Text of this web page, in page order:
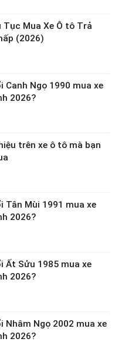
Tục Mua Xe Ô tô Trả
(2026)
Canh Ngọ 1990 mua xe
2026?
trên xe ô tô mà bạn
Tân Mùi 1991 mua xe
2026?
Ất Sửu 1985 mua xe
2026?
Nhâm Ngọ 2002 mua xe
2026?